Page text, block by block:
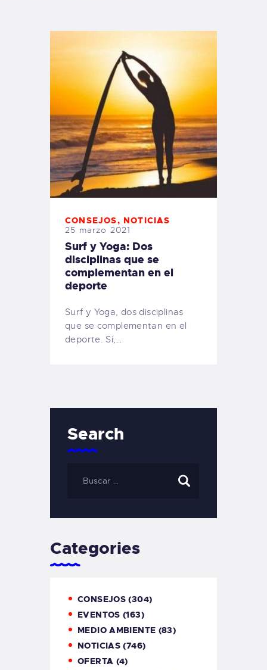
CONSEJOS, NOTICIAS
25 marzo 2021
Surf y Yoga: Dos
disciplinas que se
complementan en el
deporte
Surf y Yoga, dos disciplinas
que se complementan en el
deporte. Si,…
Search
Categories
CONSEJOS (304)
EVENTOS (163)
MEDIO AMBIENTE (83)
NOTICIAS (746)
OFERTA (4)